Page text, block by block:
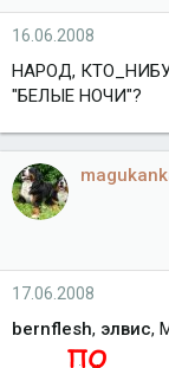
16.06.2008
НАРОД,
"БЕЛЫЕ НОЧИ"?
17.06.2008
bernflesh, элвис,